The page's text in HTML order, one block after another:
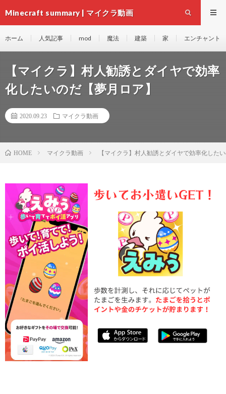
Minecraft summary | マイクラ動画
ホーム 人気記事 mod 魔法 建築 家 エンチャント
【マイクラ】村人勧誘とダイヤで効率
化したいのだ【夢月ロア】
2020.09.23 マイクラ動画
HOME マイクラ動画 【マイクラ】村人勧誘とダイヤで効率化した